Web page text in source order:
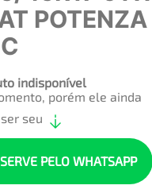
indisponível
porém ele ainda
seu
PELO WHATSAPP